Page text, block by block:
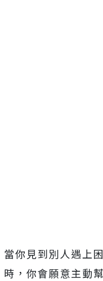
當你見到別人遇上
時，你會願意主動